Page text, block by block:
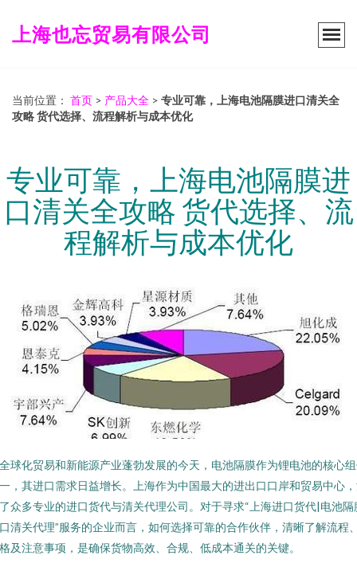
上海也忘贸易有限公司
当前位置： 首页 > 产品大全 > 专业可靠，上海电池隔膜进口清关全
攻略 货代选择、流程解析与成本优化
专业可靠，上海电池隔膜进
口清关全攻略 货代选择、流
程解析与成本优化
球化贸易和新能源产业蓬勃发展的今天，电池隔膜作为锂电池的核心
，其进口需求日益增长。上海作为中国最大的进出口口岸和贸易中心
众多专业的进口货代与清关代理公司。对于寻求“上海进口货代|电池隔
清关代理”服务的企业而言，如何选择可靠的合作伙伴，清晰了解流程
及注意事项，是确保货物高效、合规、低成本通关的关键。